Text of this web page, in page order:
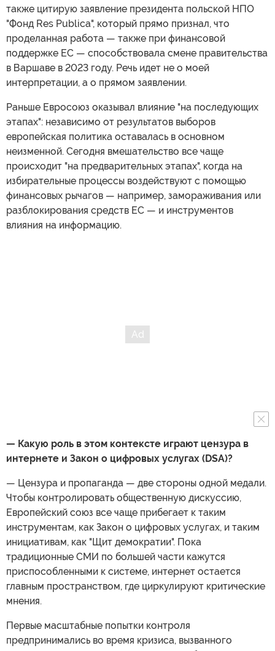
также цитирую заявление президента польской НПО
"Фонд Res Publica", который прямо признал, что
проделанная работа — также при финансовой
поддержке ЕС — способствовала смене правительства
в Варшаве в 2023 году. Речь идет не о моей
интерпретации, а о прямом заявлении.
Раньше Евросоюз оказывал влияние "на последующих
этапах": независимо от результатов выборов
европейская политика оставалась в основном
неизменной. Сегодня вмешательство все чаще
происходит "на предварительных этапах", когда на
избирательные процессы воздействуют с помощью
финансовых рычагов — например, замораживания или
разблокирования средств ЕС — и инструментов
влияния на информацию.
— Какую роль в этом контексте играют цензура в
интернете и Закон о цифровых услугах (DSA)?
— Цензура и пропаганда — две стороны одной медали.
Чтобы контролировать общественную дискуссию,
Европейский союз все чаще прибегает к таким
инструментам, как Закон о цифровых услугах, и таким
инициативам, как "Щит демократии". Пока
традиционные СМИ по большей части кажутся
приспособленными к системе, интернет остается
главным пространством, где циркулируют критические
мнения.
Первые масштабные попытки контроля
предпринимались во время кризиса, вызванного